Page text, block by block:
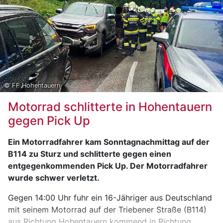
© FF Hohentauern
Motorrad schlitterte in Hohentauern
gegen Pick Up
Ein Motorradfahrer kam Sonntagnachmittag auf der
B114 zu Sturz und schlitterte gegen einen
entgegenkommenden Pick Up. Der Motorradfahrer
wurde schwer verletzt.
Gegen 14:00 Uhr fuhr ein 16-Jähriger aus Deutschland
mit seinem Motorrad auf der Triebener Straße (B114)